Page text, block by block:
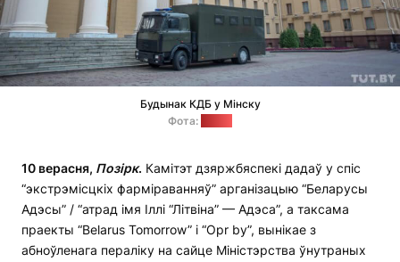
Будынак КДБ у Мінску
Фота:
10 верасня, Позірк. Камітэт дзяржбяспекі дадаў у спіс
“экстрэмісцкіх фарміраванняў” арганізацыю “Беларусы
Адэсы” / “атрад імя Іллі “Літвіна” — Адэса”, а таксама
праекты “Belarus Tomorrow” і “Opr by”, вынікае з
абноўленага пераліку на сайце Міністэрства ўнутраных